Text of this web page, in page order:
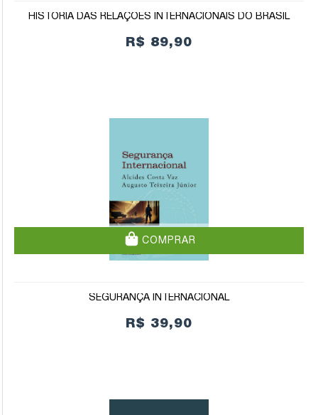
HISTÓRIA DAS RELAÇÕES INTERNACIONAIS DO BRASIL
R$ 89,90
COMPRAR
SEGURANÇA INTERNACIONAL
R$ 39,90